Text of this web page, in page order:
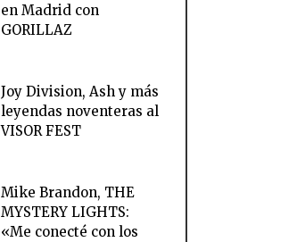
en Madrid con
GORILLAZ
Joy Division, Ash y más
leyendas noventeras al
VISOR FEST
Mike Brandon, THE
MYSTERY LIGHTS:
«Me conecté con los